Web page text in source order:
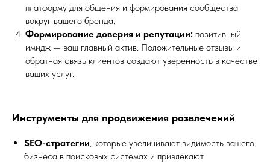
платформу для общения и формирования сообщества
вокруг вашего бренда.
Формирование доверия и репутации: позитивный
имидж — ваш главный актив. Положительные отзывы и
обратная связь клиентов создают уверенность в качестве
ваших услуг.
Инструменты для продвижения развлечений
SEO-стратегии, которые увеличивают видимость вашего
бизнеса в поисковых системах и привлекают